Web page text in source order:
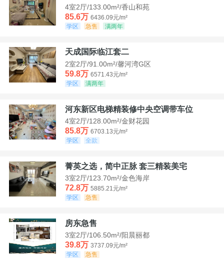
4室2厅/133.00m²/香山和苑
85.6万 6436.09元/m²
学区
急售 满两年
天成国际临江套二
2室2厅/91.00m²/馨河湾G区
59.8万 6571.43元/m²
学区
满两年
河东新区电梯精装修中央空调带车位
4室2厅/128.00m²/金财花园
85.8万 6703.13元/m²
学区
全款
菁英之选，简中正脉 套三精装美宅
3室2厅/123.70m²/金色海岸
72.8万 5885.21元/m²
学区
急售
房东急售
3室2厅/106.50m²/阳晨丽都
39.8万 3737.09元/m²
学区
急售